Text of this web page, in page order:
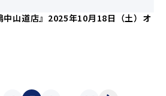
中山道店』2025年10月18日（土）オ